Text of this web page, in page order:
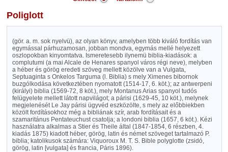
Poliglott
(gör. a. m. sok nyelvü), az olyan könyv, amelyben több kiváló fordítás van
egymással párhuzamosan, jobban mondva, egymás mellé helyezett
oszlopokban kinyomtatva. Ismeretesebb ilynemü biblia-kiadások: a
complutumi (a mai Alcale de Henares spanyol város régi neve), melyben
a héber és görög eredeti szöveg mellett közölve van a Vulgata,
Septuaginta s Onkelos Targuma (l. Biblia) s mely Ximenes bibornok
buzgólkodása következtében nyomatott (1514-17, 6. köt.); az antwerpeni
(királyi) biblia (1569-72, 8 köt.), mely Montanus Arias spanyol tudós
felügyelete mellett látott napvilágot; a párisi (1629-45, 10 köt.), melynek
megjelenését Le Jay párisi ügyvéd eszközölte, s mely az előbbiekben
közölt fordításokhoz még a bibliának szír, arab fordításait és a
szamaritánus Pentateuchust csatolja; a londoni biblia (1657, 6 köt.). Kézi
használatra alkalmas a Stier és Theile által (1847-1854, 6 részben, 4.
kiadás 1875) kiadott héber, görög, latin és német szöveget tartalmazó P.
biblia; katolikusok számára: Viquoroux M. T. S. Bible polyglotte (zsidó,
görög, latin [vulgata] és francia, Páris 1896).